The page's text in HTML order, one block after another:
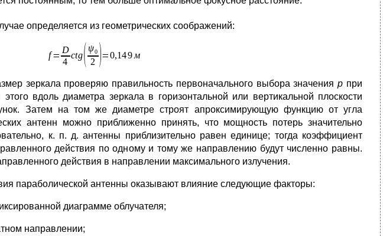
определяется из геометрических соображений:
зеркала проверяю правильность первоначального выбора значенияр при
вдоль диаметра зеркала в горизонтальной или вертикальной плоскости
Затем на том же диаметре строят апроксимирующую функцию от угла
антенн можно приближенно принять, что мощность потерь значительно
к. п. д. антенны приблизительно равен единице; тогда коэффициент
действия по одному и тому же направлению будут численно равны.
действия в направлении максимального излучения.
параболической антенны оказывают влияние следующие факторы:
диаграмме облучателя;
направлении;